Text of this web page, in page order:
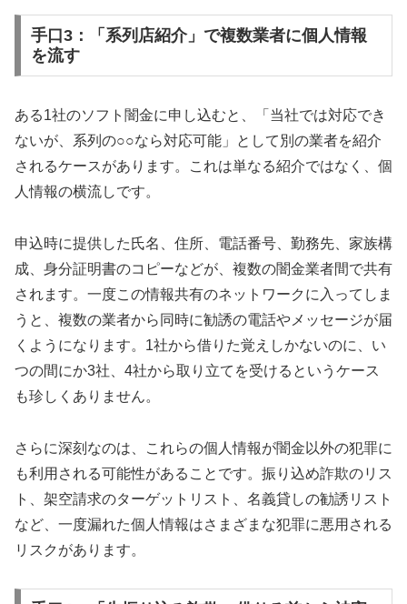
手口3：「系列店紹介」で複数業者に個人情報
を流す
ある1社のソフト闇金に申し込むと、「当社では対応でき
ないが、系列の○○なら対応可能」として別の業者を紹介
されるケースがあります。これは単なる紹介ではなく、個
人情報の横流しです。
申込時に提供した氏名、住所、電話番号、勤務先、家族構
成、身分証明書のコピーなどが、複数の闇金業者間で共有
されます。一度この情報共有のネットワークに入ってしま
うと、複数の業者から同時に勧誘の電話やメッセージが届
くようになります。1社から借りた覚えしかないのに、い
つの間にか3社、4社から取り立てを受けるというケース
も珍しくありません。
さらに深刻なのは、これらの個人情報が闇金以外の犯罪に
も利用される可能性があることです。振り込め詐欺のリス
ト、架空請求のターゲットリスト、名義貸しの勧誘リスト
など、一度漏れた個人情報はさまざまな犯罪に悪用される
リスクがあります。